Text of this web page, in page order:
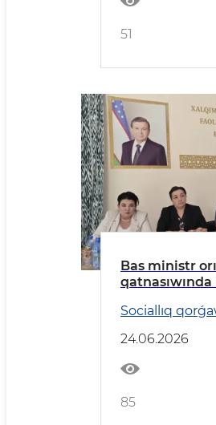
51
Bas ministr
Sociallıq
24.06.2026
85